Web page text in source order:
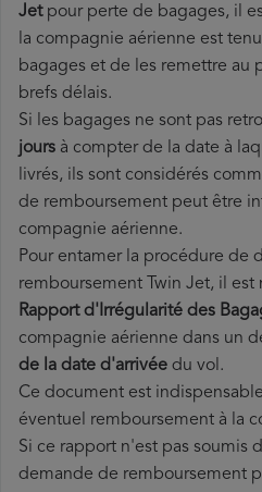
Jetpour perte de bagages, il
la compagnie aérienne est
bagages et de les remettre au
brefs délais.
Si les bagages ne sont pas
jours à compter de la date à
livrés, ils sont considérés
de remboursement peut être
compagnie aérienne.
Pour entamer la procédure de
remboursement Twin Jet, il est
Rapport d'Irrégularité des
compagnie aérienne dans un
de la date d'arrivée du vol.
Ce document est
éventuel remboursement à la
Si ce rapport n'est pas soumis
demande de remboursement